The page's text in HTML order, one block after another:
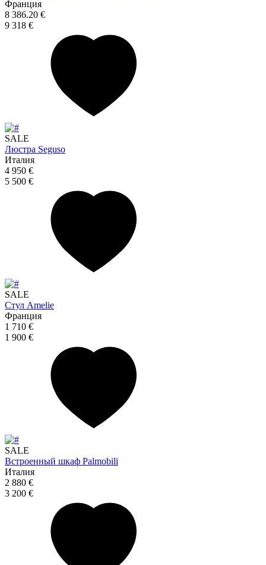
Франция
8 386.20 €
9 318 €
SALE
Люстра Seguso
Италия
4 950 €
5 500 €
SALE
Стул Amelie
Франция
1 710 €
1 900 €
SALE
Встроенный шкаф Palmobili
Италия
2 880 €
3 200 €